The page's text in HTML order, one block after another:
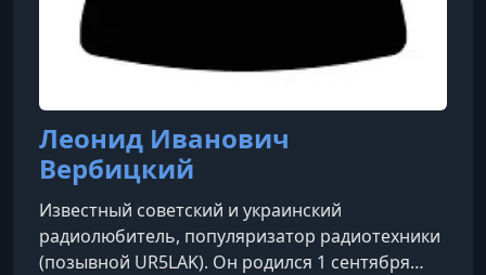
Леонид Иванович
Вербицкий
Известный советский и украинский
радиолюбитель, популяризатор радиотехники
(позывной UR5LAK). Он родился 1 сентября